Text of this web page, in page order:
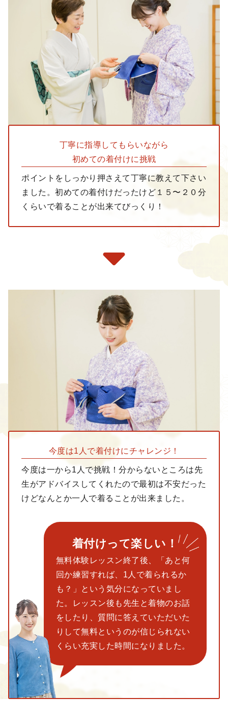
丁寧に指導して もらいながら
初めての着付けに挑戦
ポイントをしっかり押さえて丁寧に教えて下さい
ました。初めての着付けだったけど１５〜２０分
くらいで着ることが出来てびっくり！
今度は1人で着付けにチャレンジ！
今度は一から1人で挑戦！分からないところは先
生がアドバイスしてくれたので最初は不安だった
けどなんとか一人で着ることが出来ました。
着付けって楽しい！
無料体験レッスン終了後、「あと何
回か練習すれば、1人で着られるか
も？」という気分になっていまし
た。レッスン後も先生と着物のお話
をしたり、質問に答えていただいた
りして無料というのが信じられない
くらい充実した時間になりました。